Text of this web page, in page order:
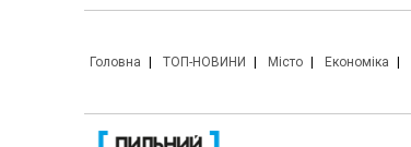
Головна ТОП-НОВИНИ Місто Економіка